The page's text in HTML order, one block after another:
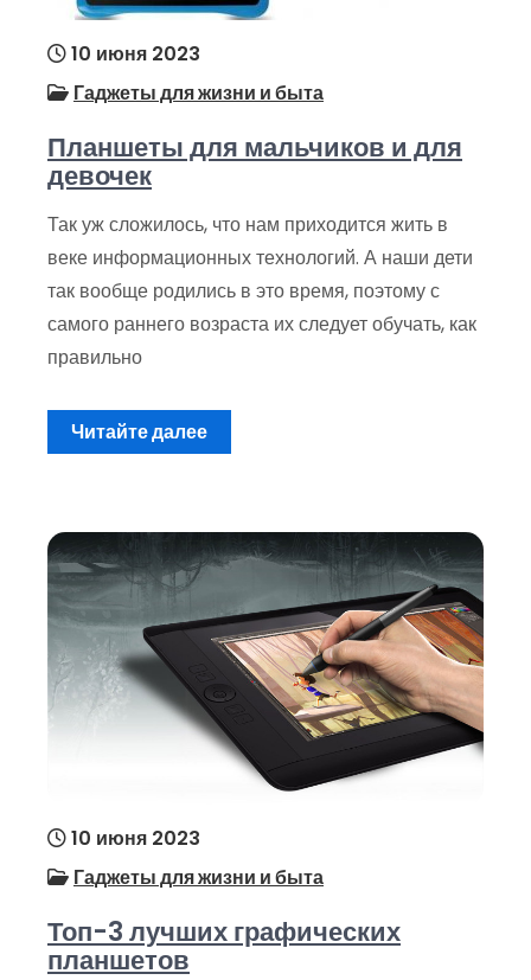
10 июня 2023
Гаджеты для жизни и быта
Планшеты для мальчиков и для
девочек
Так уж сложилось, что нам приходится жить в
веке информационных технологий. А наши дети
так вообще родились в это время, поэтому с
самого раннего возраста их следует обучать, как
правильно
Читайте далее
10 июня 2023
Гаджеты для жизни и быта
Топ-3 лучших графических
планшетов